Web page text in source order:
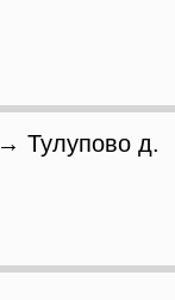
→ Тулупово д.